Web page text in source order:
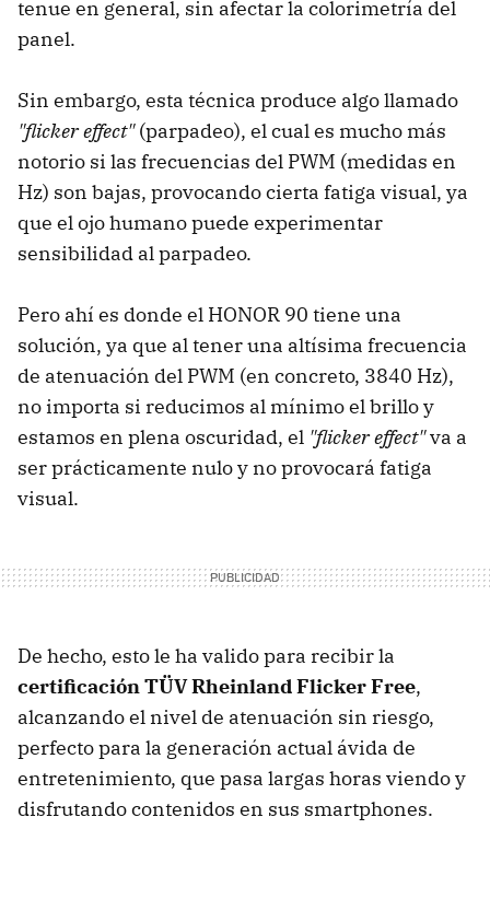
tenue en general, sin afectar la colorimetría del
panel.
Sin embargo, esta técnica produce algo llamado
"flicker effect"(parpadeo), el cual es mucho más
notorio si las frecuencias del PWM (medidas en
Hz) son bajas, provocando cierta fatiga visual, ya
que el ojo humano puede experimentar
sensibilidad al parpadeo.
Pero ahí es donde el HONOR 90 tiene una
solución, ya que al tener una altísima frecuencia
de atenuación del PWM (en concreto, 3840 Hz),
no importa si reducimos al mínimo el brillo y
estamos en plena oscuridad, el "flicker effect"va a
ser prácticamente nulo y no provocará fatiga
visual.
De hecho, esto le ha valido para recibir la
certificación TÜV Rheinland Flicker Free,
alcanzando el nivel de atenuación sin riesgo,
perfecto para la generación actual ávida de
entretenimiento, que pasa largas horas viendo y
disfrutando contenidos en sus smartphones.